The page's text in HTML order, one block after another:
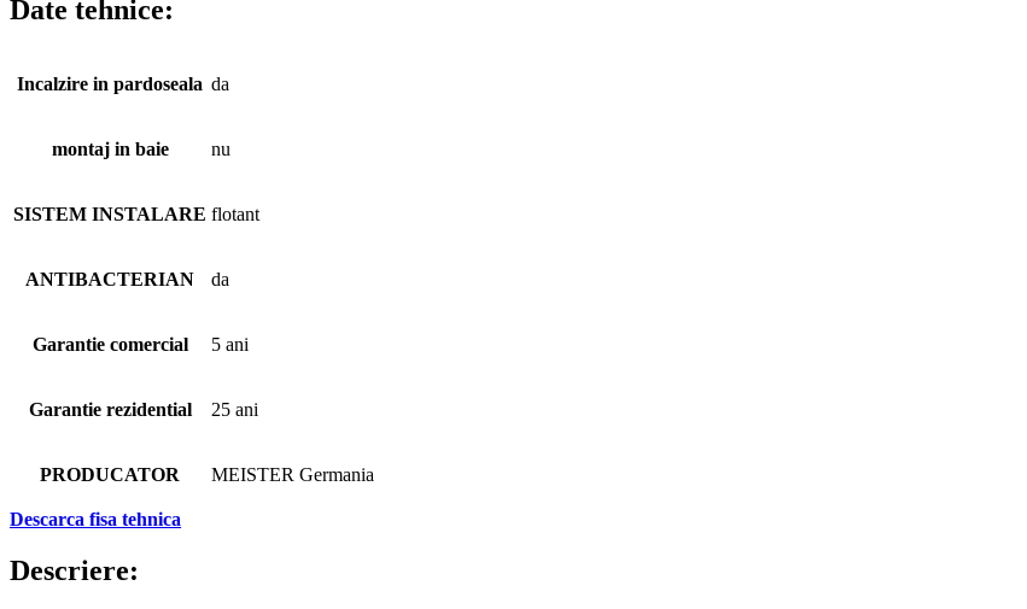
Date tehnice:
Incalzire in pardoseala da
montaj in baie nu
SISTEM INSTALARE flotant
ANTIBACTERIAN da
Garantie comercial 5 ani
Garantie rezidential 25 ani
PRODUCATOR MEISTER Germania
Descarca fisa tehnica
Descriere: